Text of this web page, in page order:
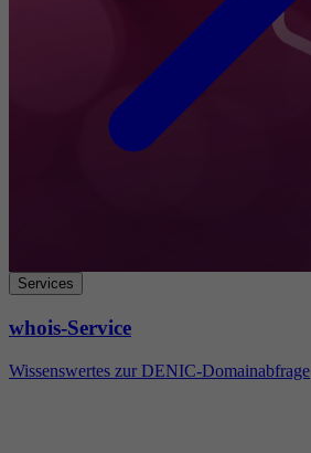
Services
whois-Service
Wissenswertes zur DENIC-Domainabfrage